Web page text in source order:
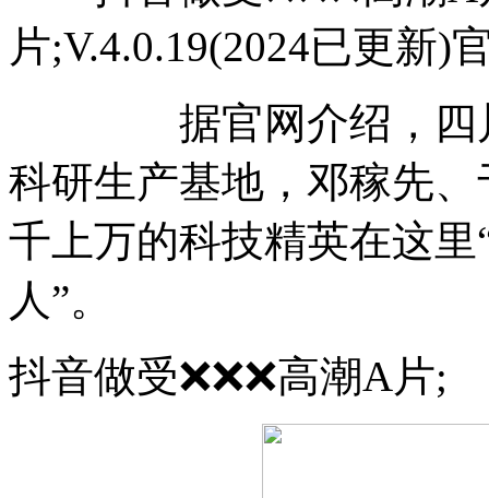
片;V.4.0.19(2024已更新)
据官网介绍，四川
科研生产基地，邓稼先
千上万的科技精英在这
人”。
抖音做受❌❌❌高潮